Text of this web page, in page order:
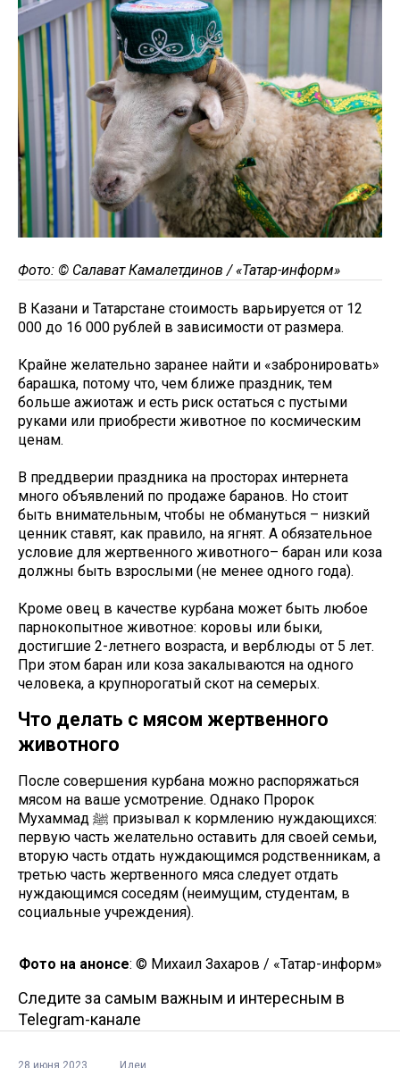
Фото: © Салават Камалетдинов / «Татар-информ»
В Казани и Татарстане стоимость варьируется от 12
000 до 16 000 рублей в зависимости от размера.
Крайне желательно заранее найти и «забронировать»
барашка, потому что, чем ближе праздник, тем
больше ажиотаж и есть риск остаться с пустыми
руками или приобрести животное по космическим
ценам.
В преддверии праздника на просторах интернета
много объявлений по продаже баранов. Но стоит
быть внимательным, чтобы не обмануться – низкий
ценник ставят, как правило, на ягнят. А обязательное
условие для жертвенного животного– баран или коза
должны быть взрослыми (не менее одного года).
Кроме овец в качестве курбана может быть любое
парнокопытное животное: коровы или быки,
достигшие 2-летнего возраста, и верблюды от 5 лет.
При этом баран или коза закалываются на одного
человека, а крупнорогатый скот на семерых.
Что делать с мясом жертвенного
животного
После совершения курбана можно распоряжаться
мясом на ваше усмотрение. Однако Пророк
Мухаммад ﷺ призывал к кормлению нуждающихся:
первую часть желательно оставить для своей семьи,
вторую часть отдать нуждающимся родственникам, а
третью часть жертвенного мяса следует отдать
нуждающимся соседям (неимущим, студентам, в
социальные учреждения).
Фото на анонсе: © Михаил Захаров / «Татар-информ»
Следите за самым важным и интересным в
Telegram-канале
28 июня 2023 Идеи